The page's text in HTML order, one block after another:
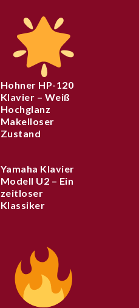
Hohner HP-120
Klavier – Weiß
Hochglanz
Makelloser
Zustand
Yamaha Klavier
Modell U2 – Ein
zeitloser
Klassiker